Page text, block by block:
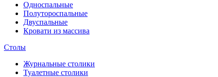
Односпальные
Полутороспальные
Двуспальные
Кровати из массива
Столы
Журнальные столики
Туалетные столики